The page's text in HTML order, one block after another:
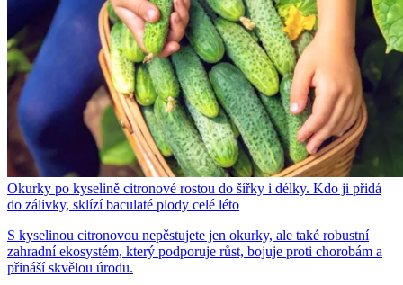
Okurky po kyselině citronové rostou do šířky i délky. Kdo ji přidá
do zálivky, sklízí baculaté plody celé léto
S kyselinou citronovou nepěstujete jen okurky, ale také robustní
zahradní ekosystém, který podporuje růst, bojuje proti chorobám a
přináší skvělou úrodu.